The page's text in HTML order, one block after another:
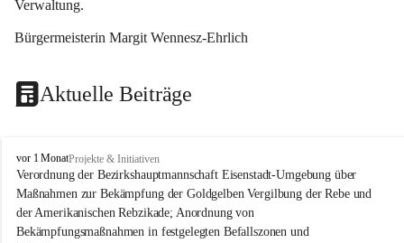
Verwaltung.
Bürgermeisterin Margit Wennesz-Ehrlich
Aktuelle Beiträge
O
s
l
i
p
vor 1 MonatProjekte & Initiativen
Verordnung der Bezirkshauptmannschaft Eisenstadt-Umgebung über
Maßnahmen zur Bekämpfung der Goldgelben Vergilbung der Rebe und
der Amerikanischen Rebzikade; Anordnung von
Bekämpfungsmaßnahmen in festgelegten Befallszonen und